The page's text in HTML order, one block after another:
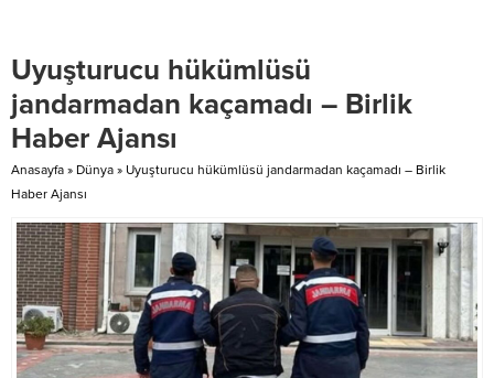
Işık, Mücahit Başıböyük, Ankara
Hizmetlerden sorumlular ve
Uyuşturucu hükümlüsü
jandarmadan kaçamadı – Birlik
Haber Ajansı
Anasayfa » Dünya » Uyuşturucu hükümlüsü jandarmadan kaçamadı – Birlik
Haber Ajansı